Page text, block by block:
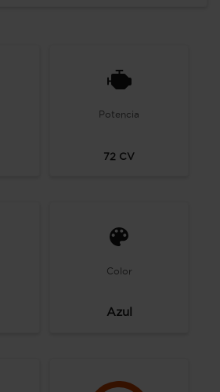
Potencia
72 CV
Color
Azul